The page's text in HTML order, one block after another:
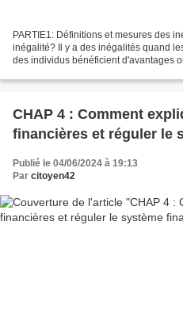
PARTIE1: Définitions et mesures des
inégalité? Il y a des inégalités quand
des individus bénéficient d'avantages
CHAP 4 : Comment
financières et réguler le
Publié le 04/06/2024 à 19:13
Par citoyen42